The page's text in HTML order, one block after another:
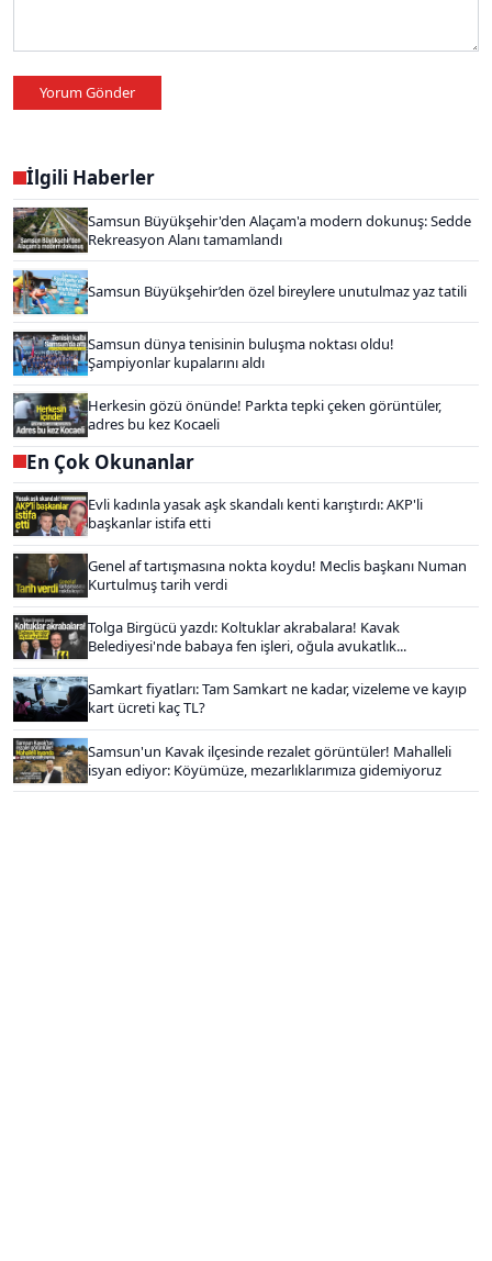
Yorum Gönder
İlgili Haberler
Samsun Büyükşehir'den Alaçam'a modern dokunuş: Sedde
Rekreasyon Alanı tamamlandı
Samsun Büyükşehir’den özel bireylere unutulmaz yaz tatili
Samsun dünya tenisinin buluşma noktası oldu!
Şampiyonlar kupalarını aldı
Herkesin gözü önünde! Parkta tepki çeken görüntüler,
adres bu kez Kocaeli
En Çok Okunanlar
Evli kadınla yasak aşk skandalı kenti karıştırdı: AKP'li
başkanlar istifa etti
Genel af tartışmasına nokta koydu! Meclis başkanı Numan
Kurtulmuş tarih verdi
Tolga Birgücü yazdı: Koltuklar akrabalara! Kavak
Belediyesi'nde babaya fen işleri, oğula avukatlık...
Samkart fiyatları: Tam Samkart ne kadar, vizeleme ve kayıp
kart ücreti kaç TL?
Samsun'un Kavak ilçesinde rezalet görüntüler! Mahalleli
isyan ediyor: Köyümüze, mezarlıklarımıza gidemiyoruz